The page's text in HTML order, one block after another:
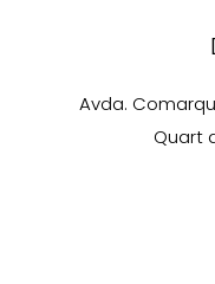
Avda.
Quart